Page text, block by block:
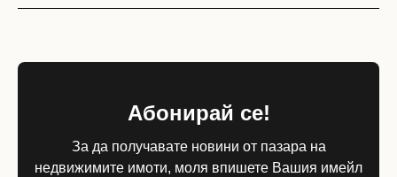
Абонирай се!
За да получавате новини от пазара на
недвижимите имоти, моля впишете Вашия имейл